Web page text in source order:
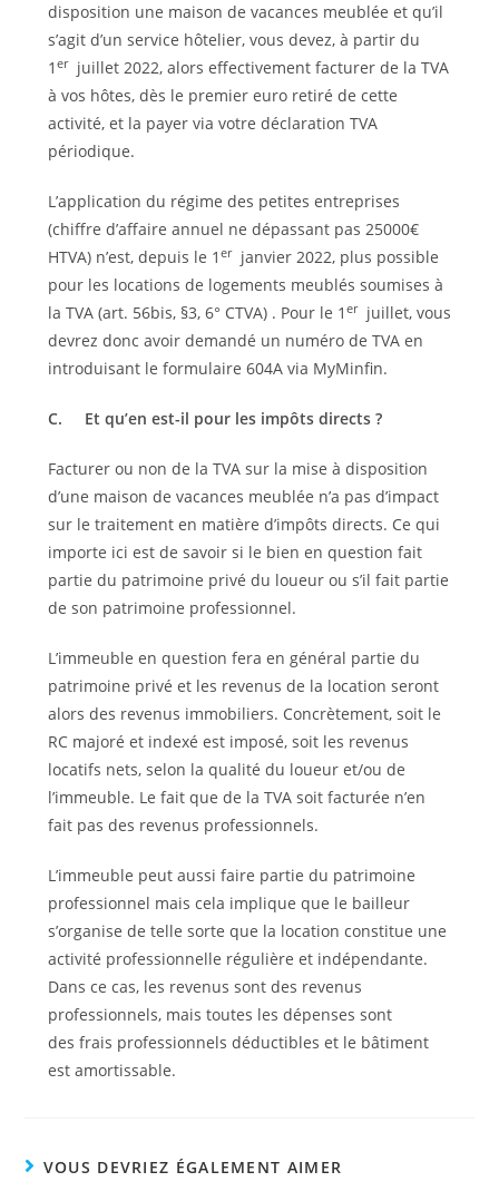
disposition une maison de vacances meublée et qu’il
s’agit d’un service hôtelier, vous devez, à partir du
1 erjuillet 2022, alors effectivement facturer de la TVA
à vos hôtes, dès le premier euro retiré de cette
activité, et la payer via votre déclaration TVA
périodique.
L’application du régime des petites entreprises
(chiffre d’affaire annuel ne dépassant pas 25000€
HTVA) n’est, depuis le 1 erjanvier 2022, plus possible
pour les locations de logements meublés soumises à
la TVA (art. 56bis, §3, 6° CTVA) . Pour le 1 erjuillet, vous
devrez donc avoir demandé un numéro de TVA en
introduisant le formulaire 604A via MyMinfin.
C. Et qu’en est-il pour les impôts directs ?
Facturer ou non de la TVA sur la mise à disposition
d’une maison de vacances meublée n’a pas d’impact
sur le traitement en matière d’impôts directs. Ce qui
importe ici est de savoir si le bien en question fait
partie du patrimoine privé du loueur ou s’il fait partie
de son patrimoine professionnel.
L’immeuble en question fera en général partie du
patrimoine privé et les revenus de la location seront
alors des revenus immobiliers. Concrètement, soit le
RC majoré et indexé est imposé, soit les revenus
locatifs nets, selon la qualité du loueur et/ou de
l’immeuble. Le fait que de la TVA soit facturée n’en
fait pas des revenus professionnels.
L’immeuble peut aussi faire partie du patrimoine
professionnel mais cela implique que le bailleur
s’organise de telle sorte que la location constitue une
activité professionnelle régulière et indépendante.
Dans ce cas, les revenus sont des revenus
professionnels, mais toutes les dépenses sont
des frais professionnels déductibles et le bâtiment
est amortissable.
VOUS DEVRIEZ ÉGALEMENT AIMER